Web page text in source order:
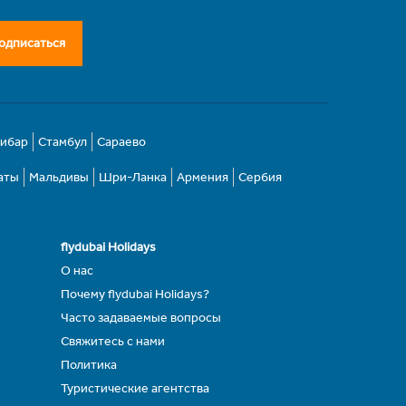
Стамбул Сараево
Мальдивы Шри-Ланка Армения Сербия
flydubai Holidays
О нас
Почему flydubai Holidays?
Часто задаваемые вопросы
Свяжитесь с нами
Политика
Туристические агентства